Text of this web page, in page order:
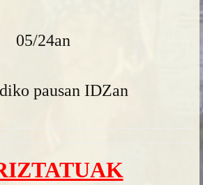
05/24an
pausan IDZan